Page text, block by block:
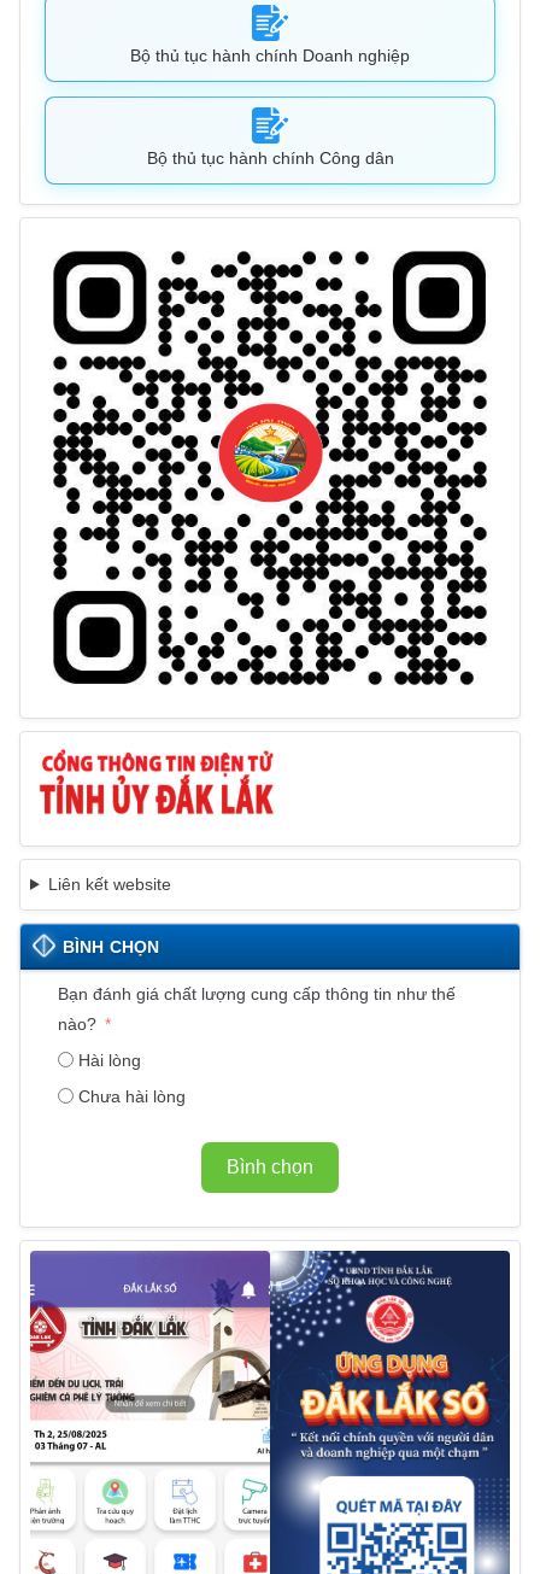
Bộ thủ tục hành chính Doanh nghiệp
Bộ thủ tục hành chính Công dân
Liên kết website
BÌNH CHỌN
Bạn đánh giá chất lượng cung cấp thông tin như thế
nào?
Hài lòng
Chưa hài lòng
Bình chọn